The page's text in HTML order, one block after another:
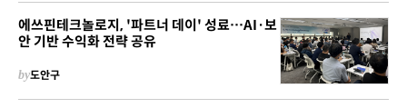
에쓰핀테크놀로지, '파트너 데이' 성료…AI·보
안 기반 수익화 전략 공유
by도안구